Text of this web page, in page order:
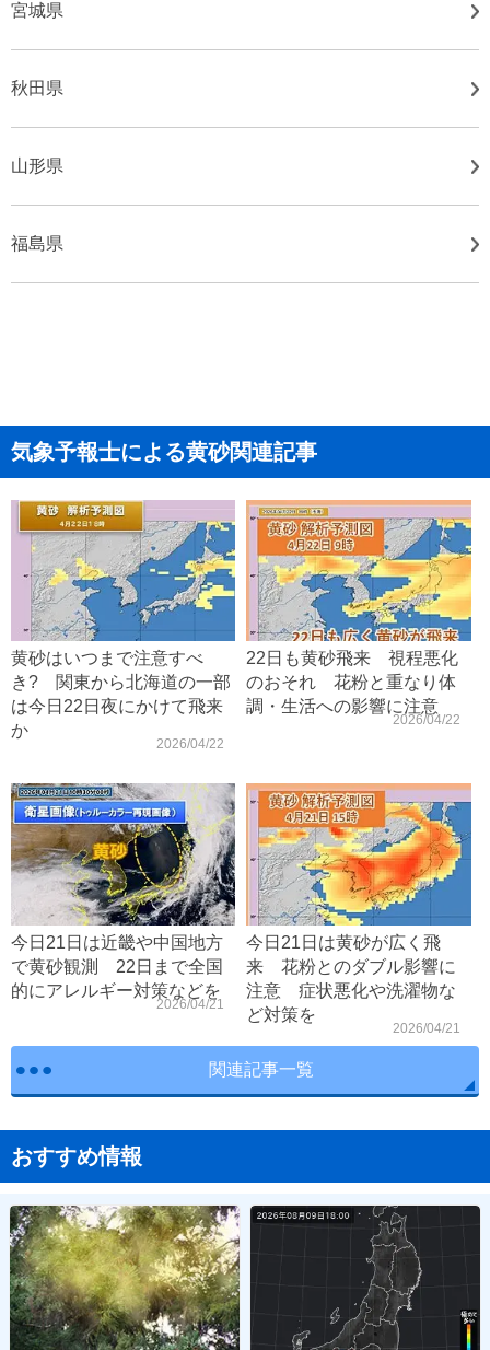
宮城県
秋田県
山形県
福島県
気象予報士による黄砂関連記事
黄砂はいつまで注意すべ
き? 関東から北海道の一部
は今日22日夜にかけて飛来
か
2026/04/22
22日も黄砂飛来 視程悪化
のおそれ 花粉と重なり体
調・生活への影響に注意
2026/04/22
今日21日は近畿や中国地方
で黄砂観測 22日まで全国
的にアレルギー対策などを
2026/04/21
今日21日は黄砂が広く飛
来 花粉とのダブル影響に
注意 症状悪化や洗濯物な
ど対策を
2026/04/21
関連記事一覧
おすすめ情報